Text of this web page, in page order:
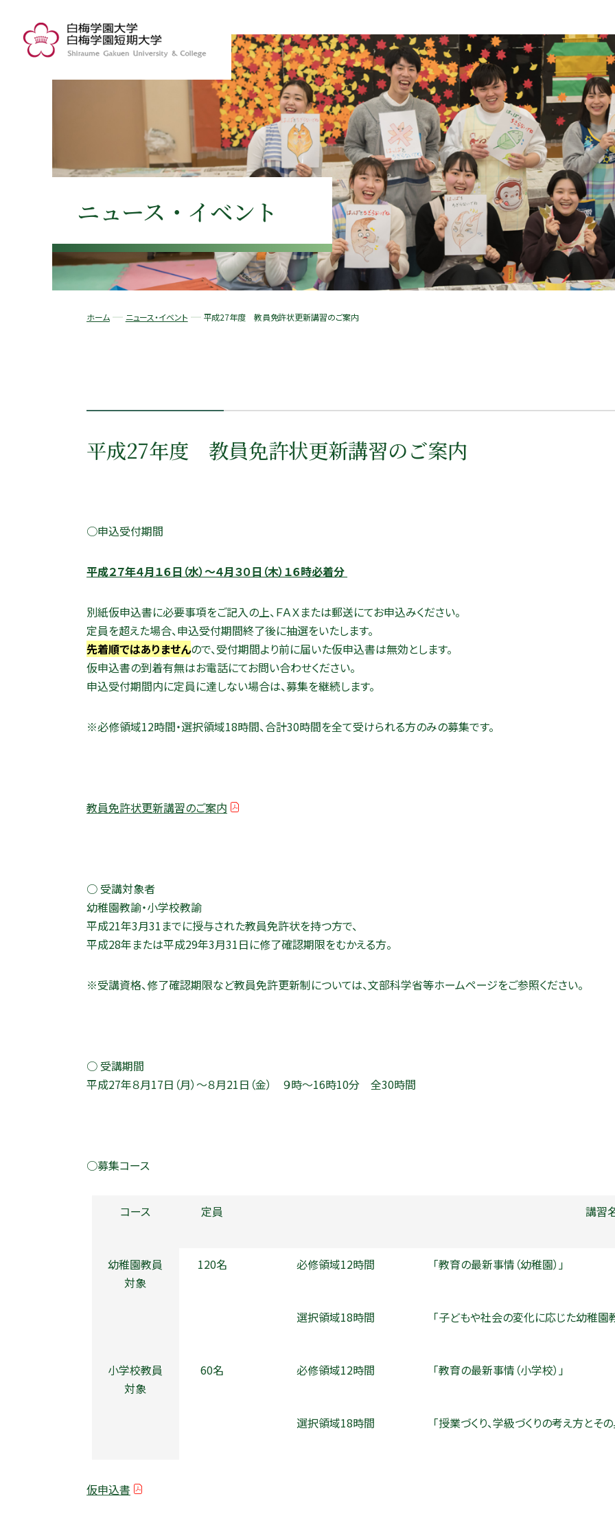
ニュース・イベント
ホーム ニュース・イベント 平成27年度 教員免許状更新講習のご案内
平成27年度 教員免許状更新講習のご案内
○申込受付期間
平成２７年４月１６日（水）～４月３０日（木）１６時必着分
別紙仮申込書に必要事項をご記入の上、ＦＡＸまたは郵送にてお申込みください。
定員を超えた場合、申込受付期間終了後に抽選をいたします。
先着順ではありませんので、受付期間より前に届いた仮申込書は無効とします。
仮申込書の到着有無はお電話にてお問い合わせください。
申込受付期間内に定員に達しない場合は、募集を継続します。
※必修領域12時間・選択領域18時間、合計30時間を全て受けられる方のみの募集です。
教員免許状更新講習のご案内
○ 受講対象者
幼稚園教諭・小学校教諭
平成21年3月31までに授与された教員免許状を持つ方で、
平成28年または平成29年3月31日に修了確認期限をむかえる方。
※受講資格、修了確認期限など教員免許更新制については、文部科学省等ホームページをご参照ください。
○ 受講期間
平成27年８月17日（月）～８月21日（金） ９時～16時10分 全30時間
○募集コース
コース 定員 講習
幼稚園教員
対象
120名 必修領域12時間 「教育の最新事情（幼稚園）」
選択領域18時間 「子どもや社会の変化に応じた幼稚園
小学校教員
対象
60名 必修領域12時間 「教育の最新事情（小学校）」
選択領域18時間 「授業づくり、学級づくりの考え方とそ
仮申込書